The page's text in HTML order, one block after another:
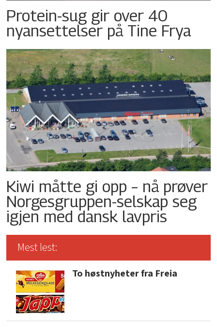
Protein-sug gir over 40
nyansettelser på Tine Frya
Kiwi måtte gi opp – nå prøver
Norgesgruppen-selskap seg
igjen med dansk lavpris
Mest lest:
To høstnyheter fra Freia